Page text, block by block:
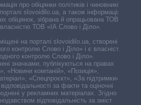
про обіцянки політиків і чиновників,
slovoidilo.ua, а також інформація про
обіцянок, зібрана й опрацьована ТОВ «ІА
ТОВ «ІА Слово і Діло».
на порталі slovoidilo.ua, створені ГО
контролю Слово і Діло» і є власністю
контролю Слово і Діло».
значками, публікуються на правах
«Новини компаній», «Позиція»,
«Спецпроєкт», «За підтримки».
за факти та оціночні
у рекламних матеріалах. Згідно з
відповідальність за зміст